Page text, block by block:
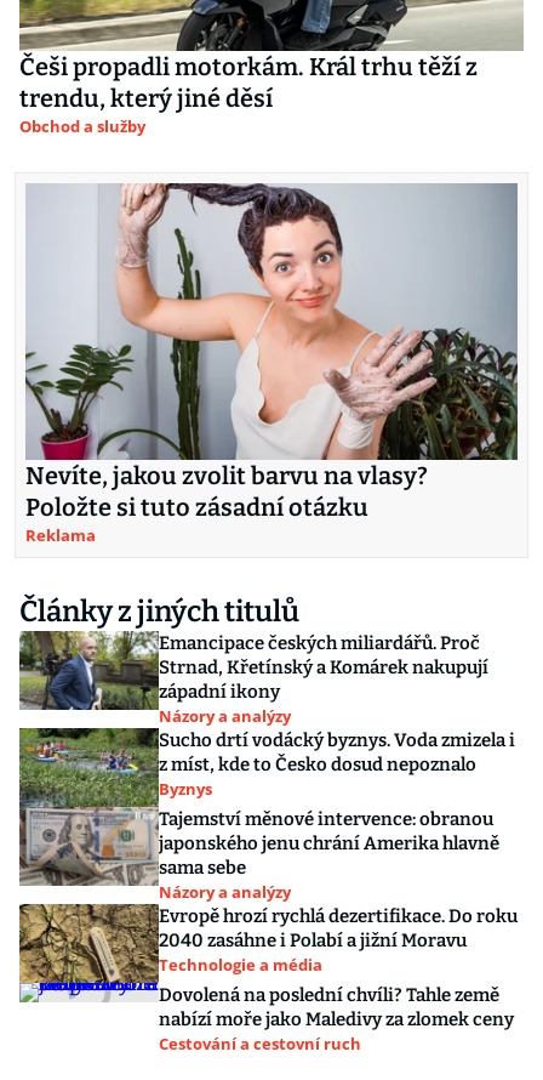
Češi propadli motorkám. Král trhu těží z
trendu, který jiné děsí
Obchod a služby
Nevíte, jakou zvolit barvu na vlasy?
Položte si tuto zásadní otázku
Reklama
Články z jiných titulů
Emancipace českých miliardářů. Proč
Strnad, Křetínský a Komárek nakupují
západní ikony
Názory a analýzy
Sucho drtí vodácký byznys. Voda zmizela i
z míst, kde to Česko dosud nepoznalo
Byznys
Tajemství měnové intervence: obranou
japonského jenu chrání Amerika hlavně
sama sebe
Názory a analýzy
Evropě hrozí rychlá dezertifikace. Do roku
2040 zasáhne i Polabí a jižní Moravu
Technologie a média
Dovolená na poslední chvíli? Tahle země
nabízí moře jako Maledivy za zlomek ceny
Cestování a cestovní ruch